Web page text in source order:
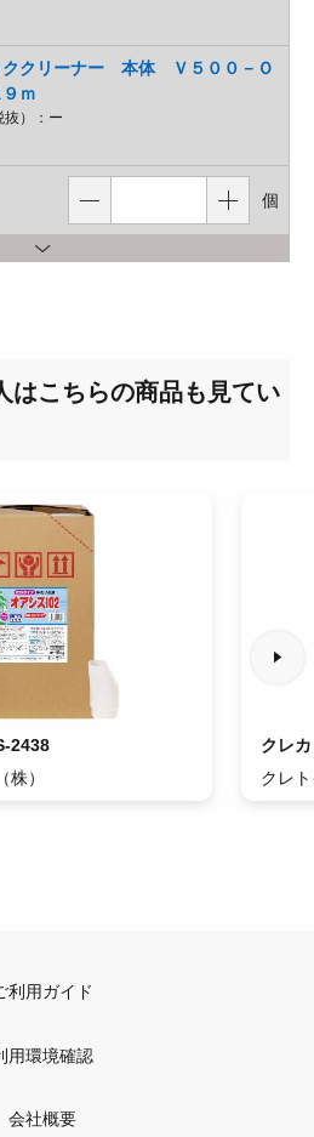
ククリーナー 本体 Ｖ５００－Ｏ
ｍ
）： ー
個
はこちらの商品も見てい
2438
）
クレ
クレ
利用ガイド
用環境確認
会社概要